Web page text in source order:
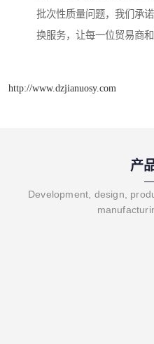
批次性质量问题，我们承
换服务，让每一位贸易商
http://www.dzjianuosy.com
产
Development, design,